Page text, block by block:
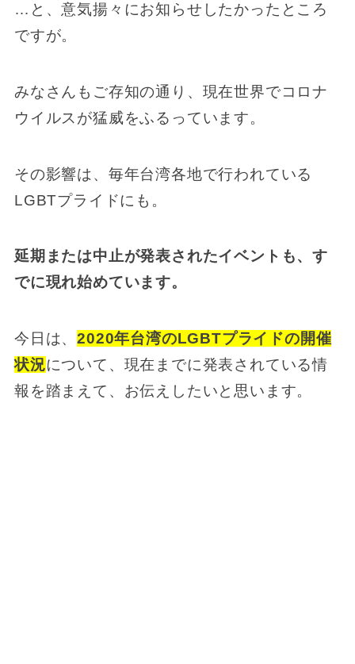
…と、意気揚々にお知らせしたかったところ
ですが。
みなさんもご存知の通り、現在世界でコロナ
ウイルスが猛威をふるっています。
その影響は、毎年台湾各地で行われている
LGBTプライドにも。
延期または中止が発表されたイベントも、す
でに現れ始めています。
今日は、2020年台湾のLGBTプライドの開催
状況について、現在までに発表されている情
報を踏まえて、お伝えしたいと思います。